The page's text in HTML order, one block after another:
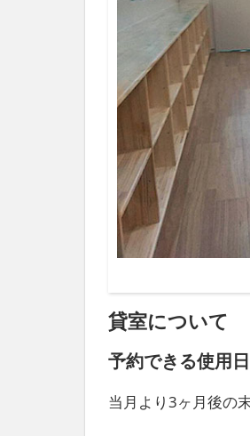
貸室について
予約できる使用日
当月より3ヶ月後の